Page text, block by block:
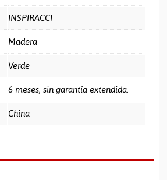
INSPIRACCI
Madera
Verde
6 meses, sin garantía extendida.
China